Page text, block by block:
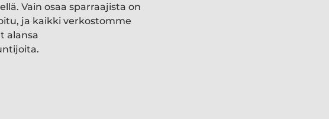
Vain osaa sparraajista on
ja kaikki verkostomme
alansa